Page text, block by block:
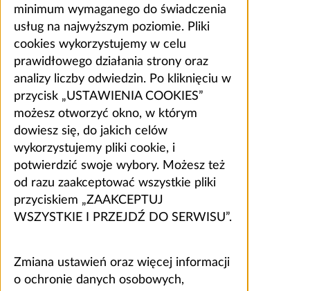
minimum wymaganego do świadczenia
usług na najwyższym poziomie. Pliki
cookies wykorzystujemy w celu
prawidłowego działania strony oraz
analizy liczby odwiedzin. Po kliknięciu w
przycisk „USTAWIENIA COOKIES”
możesz otworzyć okno, w którym
dowiesz się, do jakich celów
wykorzystujemy pliki cookie, i
potwierdzić swoje wybory. Możesz też
od razu zaakceptować wszystkie pliki
przyciskiem „ZAAKCEPTUJ
WSZYSTKIE I PRZEJDŹ DO SERWISU”.
Zmiana ustawień oraz więcej informacji
o ochronie danych osobowych,